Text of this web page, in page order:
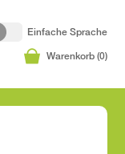
Einfache Sprache
Warenkorb (0)